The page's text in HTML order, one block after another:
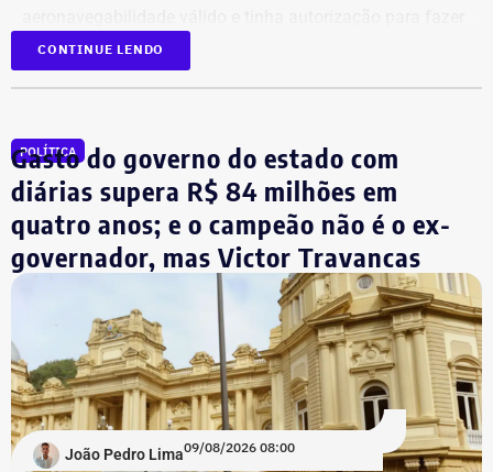
serviço aéreo especializado (SAE) de voo panorâmico,
conforme informações do Registro Aeronáutico Brasileiro
Em 55 dias, dois acidentes com
helicópteros deixam 10 mortos no
Rio
A queda da aeronave que resultou na morte de três
turistas colombianas da mesma família e o piloto
brasileiro, ocorreu 55 dias após outra tragédia envolvendo
helicópteros na cidade do Rio. Em 14 de junho,seis
pessoas morreram depois que duas aeronaves se
chocaram no ar, na região do Recreio dos Bandeirantes.
CONTINUE LENDO
POLÍTICA
Gasto do governo do estado com
diárias supera R$ 84 milhões em
quatro anos; e o campeão não é o ex-
governador, mas Victor Travancas
João Pedro Lima09/08/2026 08:00